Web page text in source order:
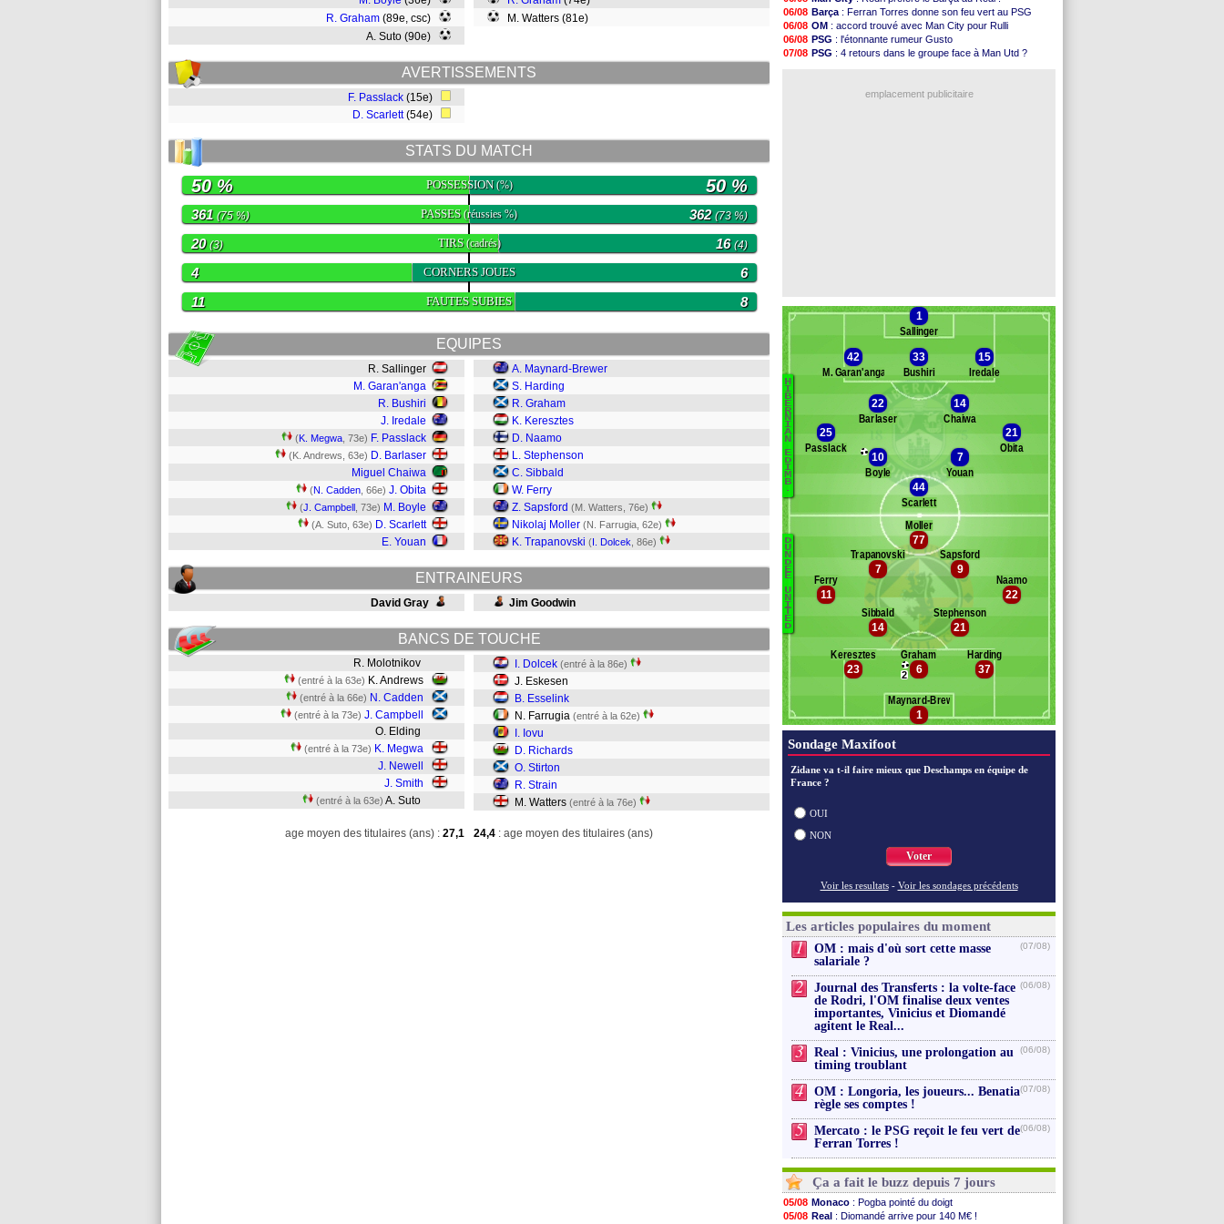
R. Graham (89e, csc)
A. Suto (90e)
M. Watters (81e)
AVERTISSEMENTS
F. Passlack (15e)
D. Scarlett(54e)
STATS DU MATCH
POSSESSION(%)
50 % 50 %
PASSES(réussies %)
361 (75 %) 362(73 %)
TIRS(cadrés)
20(3) 16(4)
CORNERS JOUES
4 6
FAUTES SUBIES
11 8
EQUIPES
R. Sallinger
M. Garan'anga
R. Bushiri
J. Iredale
(K. Megwa , 73e) F. Passlack
(K. Andrews, 63e) D. Barlaser
Miguel Chaiwa
(N. Cadden , 66e) J. Obita
(J. Campbell , 73e) M. Boyle
(A. Suto, 63e) D. Scarlett
E. Youan
A. Maynard-Brewer
S. Harding
R. Graham
K. Keresztes
D. Naamo
L. Stephenson
C. Sibbald
W. Ferry
Z. Sapsford (M. Watters, 76e)
Nikolaj Moller (N. Farrugia, 62e)
K. Trapanovski (I. Dolcek , 86e)
ENTRAINEURS
David Gray Jim Goodwin
BANCS DE TOUCHE
R. Molotnikov
(entré à la 63e) K. Andrews
(entré à la 66e) N. Cadden
(entré à la 73e) J. Campbell
O. Elding
(entré à la 73e) K. Megwa
J. Newell
J. Smith
(entré à la 63e) A. Suto
I. Dolcek (entré à la 86e)
J. Eskesen
B. Esselink
N. Farrugia (entré à la 62e)
I. Iovu
D. Richards
O. Stirton
R. Strain
M. Watters (entré à la 76e)
age moyen des titulaires (ans) : 27,1 24,4 : age moyen des titulaires (ans)
07/08 Brest: un gardien norvégien en approche ?
07/08 OM: McCourt a versé 120 M€ en 2026
07/08 PSG : 4 retours dans le groupe face à Man Utd ...
07/08 Nice : Kevin Carlos va partir en Italie
07/08 L1: prison avec sursis requis contre un arbitre
: Filipe Luis soutient Biereth
06/08 Barça : Ferran Torres donne son feu vert au PSG
06/08 OM : accord trouvé avec Man City pour Rulli
06/08 PSG : l'étonnante rumeur Gusto
07/08 PSG : 4 retours dans le groupe face à Man Utd ?
emplacement publicitaire
Banc des remplaçants Hibernian Edimb.
Smith
Newell
H
I
B
E
R
N
I
A
N
E
D
I
M
B
.
Banc des remplaçants Dundee United
Strain
Stirton
Iovu
Farrugia
Esselink
D
U
N
D
E
E
U
N
I
E
D
1
Sallinger
42
M. Garan'anga
33
Bushiri
15
Iredale
22
Barlaser
14
Chaiwa
25
Passlack
21
Obita
10
Boyle
7
Youan
44
Scarlett
1
Maynard-Brewer
37
Harding
2 6
Graham
23
Keresztes
21
Stephenson
14
Sibbald
22
Naamo
11
Ferry
9
Sapsford
7
Trapanovski
77
Moller
Sondage Maxifoot
Zidane va t-il faire mieux que Deschamps en équipe de
France ?
OUI
NON
Voter
Voir les resultats - Voir les sondages précédents
Les articles populaires du moment
1
OM : mais d'où sort cette masse
salariale ?
(07/08)
2
Journal des Transferts : la volte-face
de Rodri, l'OM finalise deux ventes
importantes, Vinicius et Diomandé
agitent le Real...
(06/08)
3
Real : Vinicius, une prolongation au
timing troublant
(06/08)
4
OM : Longoria, les joueurs... Benatia
règle ses comptes !
(07/08)
5
Mercato : le PSG reçoit le feu vert de
Ferran Torres !
(06/08)
Ça a fait le buzz depuis 7 jours
05/08 Monaco : Pogba pointé du doigt
05/08 Real : Diomandé arrive pour 140 M€ !